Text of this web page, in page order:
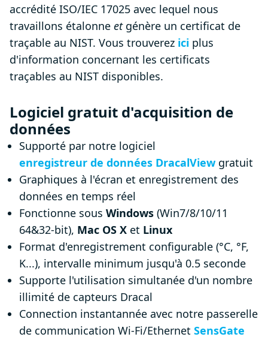
accrédité ISO/IEC 17025 avec lequel nous
travaillons étalonne etgénère un certificat de
traçable au NIST. Vous trouverez ici plus
d'information concernant les certificats
traçables au NIST disponibles.
Logiciel gratuit d'acquisition de
données
Supporté par notre logiciel
enregistreur de données DracalViewgratuit
Graphiques à l'écran et enregistrement des
données en temps réel
Fonctionne sous Windows (Win7/8/10/11
64&32-bit), Mac OS X et Linux
Format d'enregistrement configurable (°C, °F,
K...), intervalle minimum jusqu'à 0.5 seconde
Supporte l'utilisation simultanée d'un nombre
illimité de capteurs Dracal
Connection instantannée avec notre passerelle
de communication Wi-Fi/Ethernet SensGate